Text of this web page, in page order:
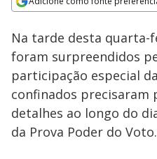
Ativar
Na tarde desta quarta-
foram surpreendidos
participação especial
confinados precisaram
detalhes ao longo do
da Prova Poder do